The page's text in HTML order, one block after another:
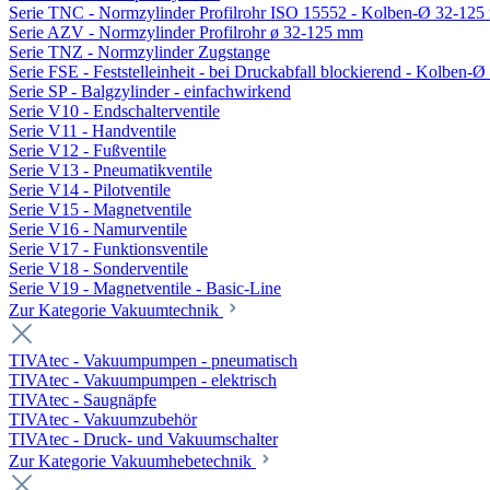
Serie TNC - Normzylinder Profilrohr ISO 15552 - Kolben-Ø 32-125
Serie AZV - Normzylinder Profilrohr ø 32-125 mm
Serie TNZ - Normzylinder Zugstange
Serie FSE - Feststelleinheit - bei Druckabfall blockierend - Kolben-Ø
Serie SP - Balgzylinder - einfachwirkend
Serie V10 - Endschalterventile
Serie V11 - Handventile
Serie V12 - Fußventile
Serie V13 - Pneumatikventile
Serie V14 - Pilotventile
Serie V15 - Magnetventile
Serie V16 - Namurventile
Serie V17 - Funktionsventile
Serie V18 - Sonderventile
Serie V19 - Magnetventile - Basic-Line
Zur Kategorie Vakuumtechnik
TIVAtec - Vakuumpumpen - pneumatisch
TIVAtec - Vakuumpumpen - elektrisch
TIVAtec - Saugnäpfe
TIVAtec - Vakuumzubehör
TIVAtec - Druck- und Vakuumschalter
Zur Kategorie Vakuumhebetechnik